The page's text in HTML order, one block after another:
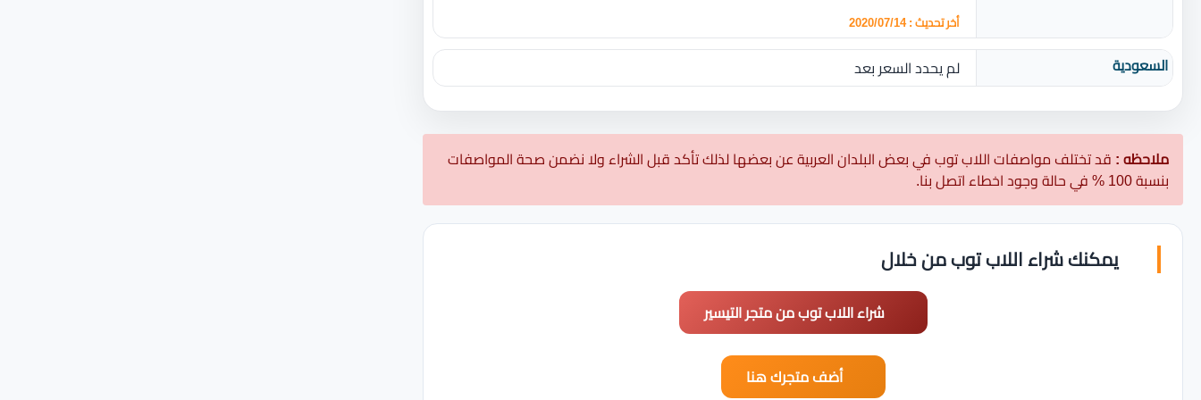
أخر تحديث : 2020/07/14
السعودية لم يحدد السعر بعد
ملاحظه : قد تختلف مواصفات اللاب توب في بعض البلدان العربية عن بعضها لذلك تأكد قبل الشراء ولا نضمن صحة المواصفات
بنسبة 100 % في حالة وجود اخطاء اتصل بنا.
يمكنك شراء اللاب توب من خلال
شراء اللاب توب من متجر التيسير
أضف متجرك هنا